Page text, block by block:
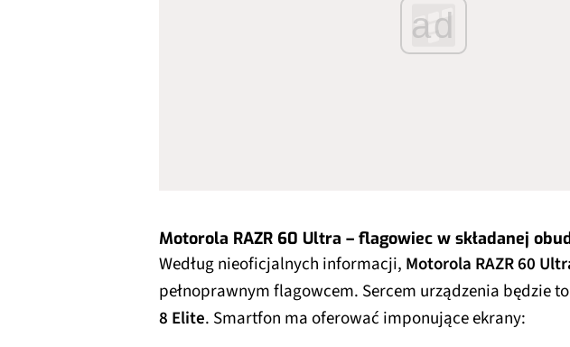
ad
Motorola RAZR 60 Ultra – flagowiec w składanej
Według nieoficjalnych informacji, Motorola RAZR 60
pełnoprawnym flagowcem. Sercem urządzenia będzie
8 Elite. Smartfon ma oferować imponujące ekrany: